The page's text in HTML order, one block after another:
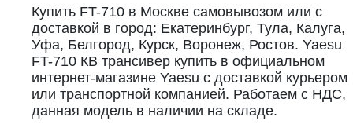
Купить FT-710 в Москве самовывозом или с
доставкой в город: Екатеринбург, Тула, Калуга,
Уфа, Белгород, Курск, Воронеж, Ростов. Yaesu
FT-710 КВ трансивер купить в официальном
интернет-магазине Yaesu с доставкой курьером
или транспортной компанией. Работаем с НДС,
данная модель в наличии на складе.